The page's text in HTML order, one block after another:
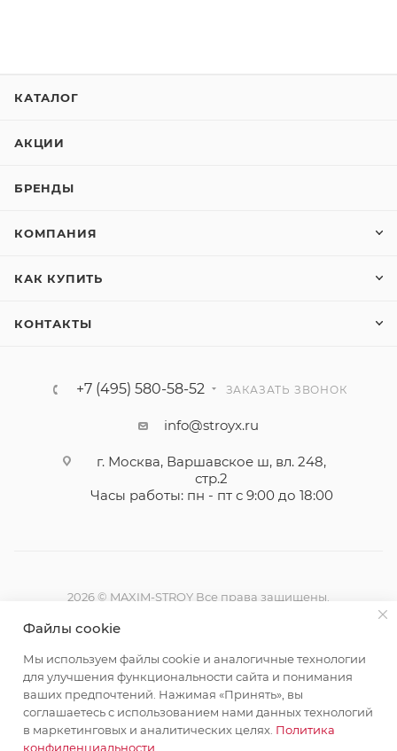
КАТАЛОГ
АКЦИИ
БРЕНДЫ
КОМПАНИЯ
КАК КУПИТЬ
КОНТАКТЫ
+7 (495) 580-58-52 ЗАКАЗАТЬ ЗВОНОК
info@stroyx.ru
г. Москва, Варшавское ш, вл. 248,
стр.2
Часы работы: пн - пт с 9:00 до 18:00
2026 © MAXIM-STROY Все права защищены.
офертой определяемой положениями Статьи 437
Гражданского кодекса Российской Федерации.
Политика конфиденциальности
Файлы cookie
Мы используем файлы cookie и аналогичные технологии
для улучшения функциональности сайта и понимания
ваших предпочтений. Нажимая «Принять», вы
соглашаетесь с использованием нами данных технологий
в маркетинговых и аналитических целях. Политика
конфиденциальности